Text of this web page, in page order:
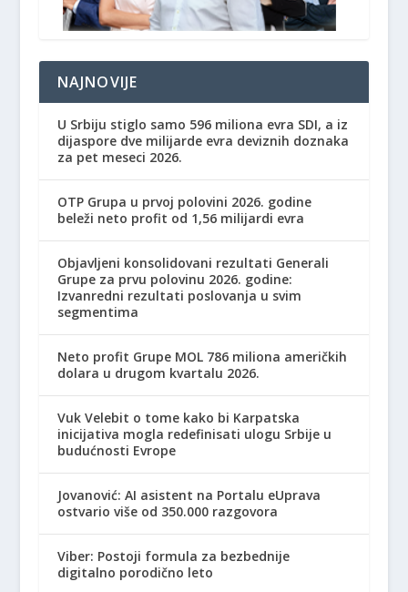
NAJNOVIJE
U Srbiju stiglo samo 596 miliona evra SDI, a iz
dijaspore dve milijarde evra deviznih doznaka
za pet meseci 2026.
OTP Grupa u prvoj polovini 2026. godine
beleži neto profit od 1,56 milijardi evra
Objavljeni konsolidovani rezultati Generali
Grupe za prvu polovinu 2026. godine:
Izvanredni rezultati poslovanja u svim
segmentima
Neto profit Grupe MOL 786 miliona američkih
dolara u drugom kvartalu 2026.
Vuk Velebit o tome kako bi Karpatska
inicijativa mogla redefinisati ulogu Srbije u
budućnosti Evrope
Jovanović: AI asistent na Portalu eUprava
ostvario više od 350.000 razgovora
Viber: Postoji formula za bezbednije
digitalno porodično leto